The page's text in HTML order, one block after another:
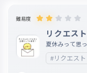
難易度
リクエス
夏休みって思
したくて、曲
ひお願いします
#リクエスト